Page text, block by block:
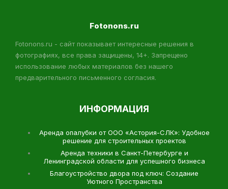
Fotonons.ru
Fotonons.ru - сайт показывает интересные решения в
фотографиях, все права защищены, 14+. Запрещено
использование любых материалов без нашего
предварительного письменного согласия.
ИНФОРМАЦИЯ
Аренда опалубки от ООО «Астория-СЛК»: Удобное
решение для строительных проектов
Аренда техники в Санкт-Петербурге и
Ленинградской области для успешного бизнеса
Благоустройство двора под ключ: Создание
Уютного Пространства